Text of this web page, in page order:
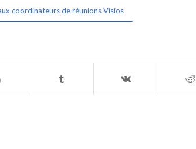
coordinateurs de réunions Visios